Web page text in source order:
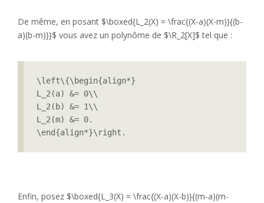
De même, en posant $\boxed{L_2(X) = \frac{(X-a)(X-m)}{(b-
a)(b-m)}}$ vous avez un polynôme de $\R_2[X]$ tel que :
\left\{\begin{align*}
L_2(a) &= 0\\
L_2(b) &= 1\\
L_2(m) &= 0.
\end{align*}\right.
Enfin, posez $\boxed{L_3(X) = \frac{(X-a)(X-b)}{(m-a)(m-